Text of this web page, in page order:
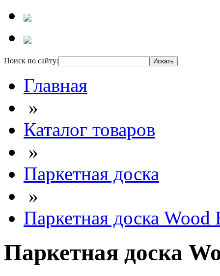
Поиск по сайту:
Главная
»
Каталог товаров
»
Паркетная доска
»
Паркетная доска
Паркетная доска